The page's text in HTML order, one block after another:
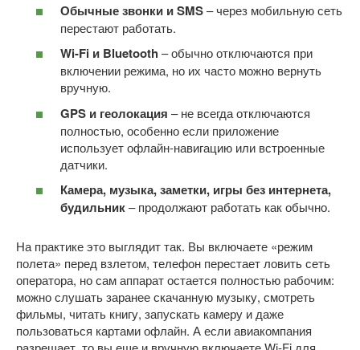
Обычные звонки и SMS– через мобильную сеть
перестают работать.
Wi-Fi и Bluetooth – обычно отключаются при
включении режима, но их часто можно вернуть
вручную.
GPS и геолокация – не всегда отключаются
полностью, особенно если приложение
использует офлайн-навигацию или встроенные
датчики.
Камера, музыка, заметки, игры без интернета,
будильник– продолжают работать как обычно.
На практике это выглядит так. Вы включаете «режим
полета» перед взлетом, телефон перестает ловить сеть
оператора, но сам аппарат остается полностью рабочим:
можно слушать заранее скачанную музыку, смотреть
фильмы, читать книгу, запускать камеру и даже
пользоваться картами офлайн. А если авиакомпания